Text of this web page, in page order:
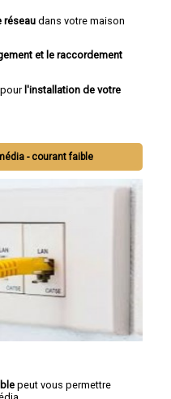
réseau dans votre maison
et le raccordement
l'installation de votre
- courant faible
peut vous permettre